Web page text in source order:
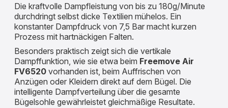
Die kraftvolle Dampfleistung von bis zu 180g/Minute
durchdringt selbst dicke Textilien mühelos. Ein
konstanter Dampfdruck von 7,5 Bar macht kurzen
Prozess mit hartnäckigen Falten.
Besonders praktisch zeigt sich die vertikale
Dampffunktion, wie sie etwa beim Freemove Air
FV6520 vorhanden ist, beim Auffrischen von
Anzügen oder Kleidern direkt auf dem Bügel. Die
intelligente Dampfverteilung über die gesamte
Bügelsohle gewährleistet gleichmäßige Resultate.